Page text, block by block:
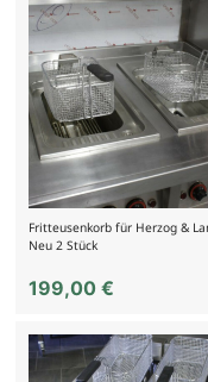
Fritteusenkorb für Herzog &
Neu 2 Stück
199,00 €